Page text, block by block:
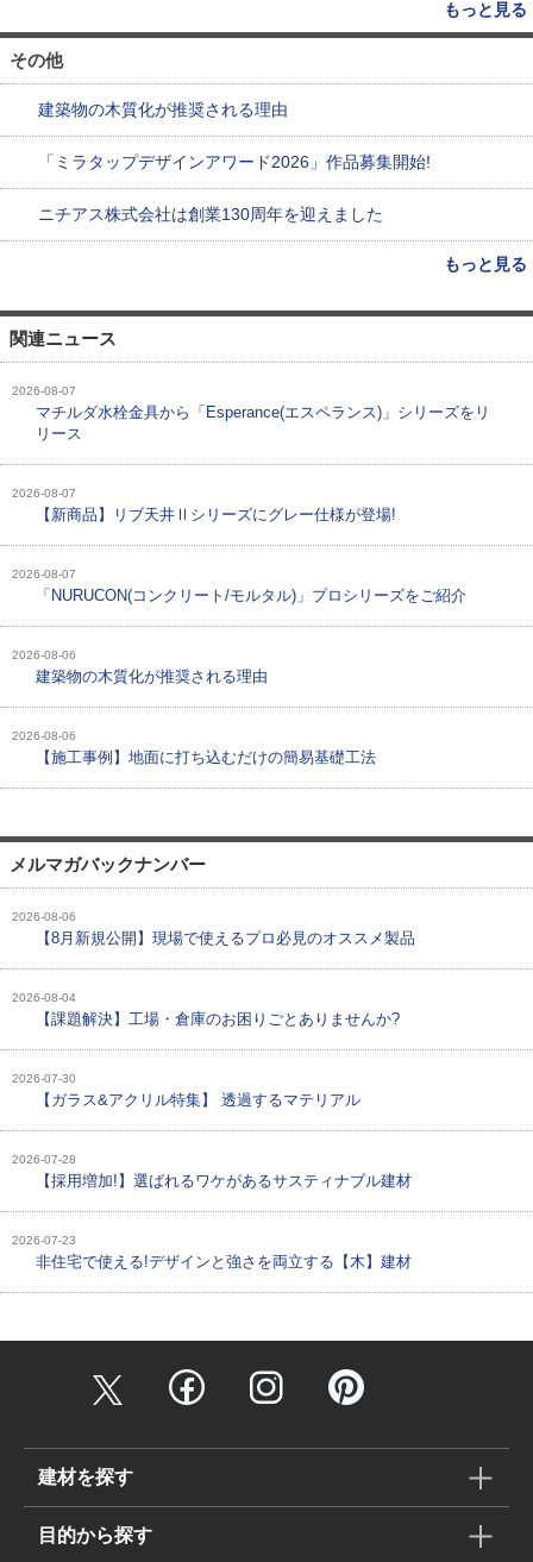
もっと見る
その他
建築物の木質化が推奨される理由
「ミラタップデザインアワード2026」作品募集開始!
ニチアス株式会社は創業130周年を迎えました
もっと見る
関連ニュース
2026-08-07
マチルダ水栓金具から「Esperance(エスペランス)」シリーズをリ
リース
2026-08-07
【新商品】リブ天井Ⅱシリーズにグレー仕様が登場!
2026-08-07
「NURUCON(コンクリート/モルタル)」プロシリーズをご紹介
2026-08-06
建築物の木質化が推奨される理由
2026-08-06
【施工事例】地面に打ち込むだけの簡易基礎工法
メルマガバックナンバー
2026-08-06
【8月新規公開】現場で使えるプロ必見のオススメ製品
2026-08-04
【課題解決】工場・倉庫のお困りごとありませんか?
2026-07-30
【ガラス&アクリル特集】 透過するマテリアル
2026-07-28
【採用増加!】選ばれるワケがあるサスティナブル建材
2026-07-23
非住宅で使える!デザインと強さを両立する【木】建材
建材を探す
目的から探す